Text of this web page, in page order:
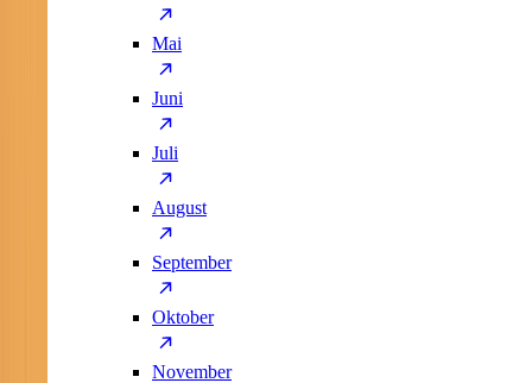
Mai
Juni
Juli
August
September
Oktober
November